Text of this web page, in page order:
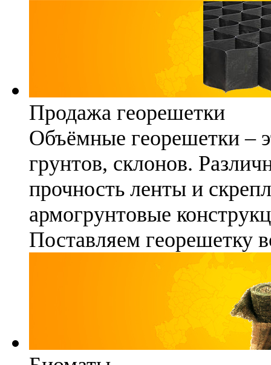
Продажа георешетки
Объёмные георешетки –
грунтов, склонов.
прочность ленты и
армогрунтовые
Поставляем георешетку